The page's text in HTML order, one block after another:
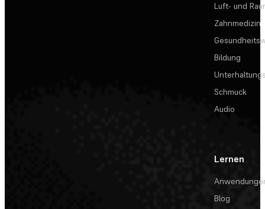
Luft- und
Zahnmedizin
Bildung
Schmuck
Audio
Lernen
Blog